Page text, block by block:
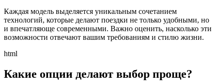
Каждая модель выделяется уникальным сочетанием
технологий, которые делают поездки не только удобными, но
и впечатляюще современными. Важно оценить, насколько эти
возможности отвечают вашим требованиям и стилю жизни.
html
Какие опции делают выбор проще?